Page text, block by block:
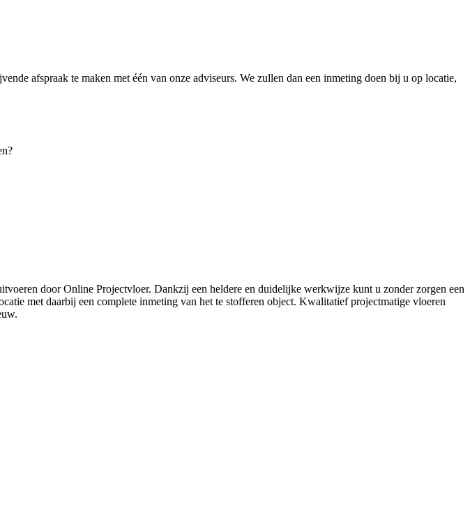
afspraak te maken met één van onze adviseurs. We zullen dan een inmeting doen bij u op locatie,
door Online Projectvloer. Dankzij een heldere en duidelijke werkwijze kunt u zonder zorgen een
met daarbij een complete inmeting van het te stofferen object. Kwalitatief projectmatige vloeren